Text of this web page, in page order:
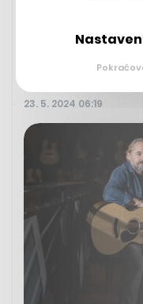
23. 5. 2024 06:19